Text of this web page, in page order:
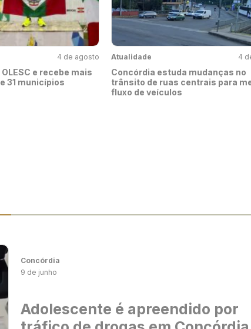
4 de agosto
e recebe mais
31 municípios
Atualidade 4
Concórdia estuda mudanças no
trânsito de ruas centrais para
fluxo de veículos
Concórdia
9 de junho
Adolescente é apreendido por